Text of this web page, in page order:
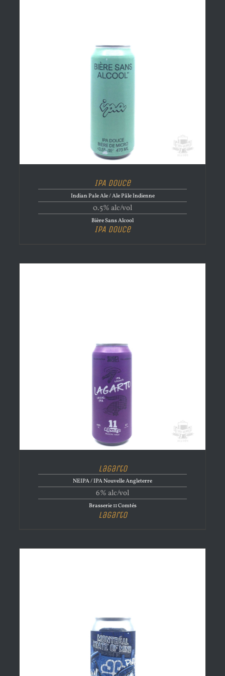
IPA Douce
Indian Pale Ale / Ale Pâle Indienne
0.5% alc/vol
Bière Sans Alcool
IPA Douce
Lagarto
NEIPA / IPA Nouvelle Angleterre
6% alc/vol
Brasserie 11 Comtés
Lagarto